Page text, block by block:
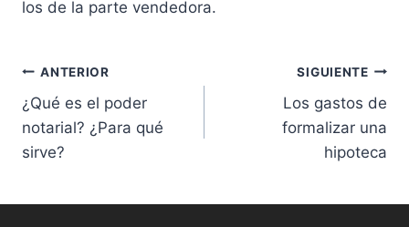
los de la parte vendedora.
Navegación
de
entradas
ANTERIOR
¿Qué es el poder
notarial? ¿Para qué
sirve?
SIGUIENTE
Los gastos de
formalizar una
hipoteca